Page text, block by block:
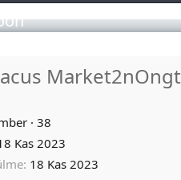
Market2nOngt
· 38
Kas 2023
18 Kas 2023